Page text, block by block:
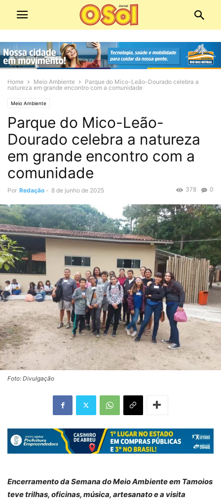
Home Meio Ambiente
Parque do Mico-Leão-Dourado celebra a
natureza em grande encontro com a comunidade
Meio Ambiente
Parque do Mico-Leão-
Dourado celebra a natureza
em grande encontro com a
comunidade
Por Redação - 8 de junho de 2025 0
378
Foto: Divulgação
Encerramento da Semana do Meio Ambiente em Tamoios
teve trilhas, oficinas, música, artesanato e a visita